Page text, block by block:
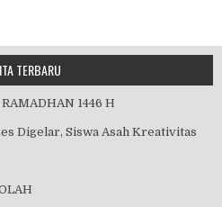
TERBARU
1446 H
Digelar, Siswa Asah Kreativitas